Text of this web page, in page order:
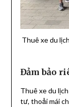
Thuê xe du
Đảm bảo
Thuê xe du
tư, thoải mái